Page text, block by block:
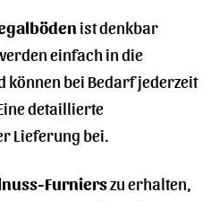
ist denkbar
einfach in die
können bei Bedarf jederzeit
detaillierte
Lieferung bei.
Furnierszu erhalten,